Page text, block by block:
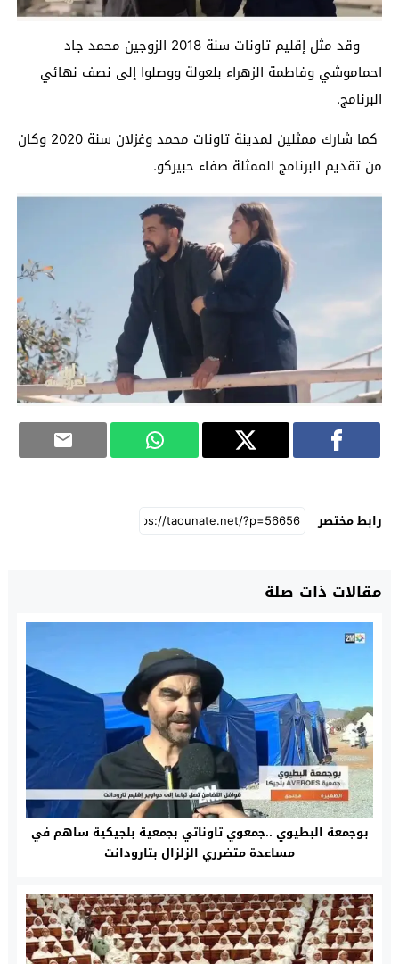
وقد مثل إقليم تاونات سنة 2018 الزوجين محمد جاد
احماموشي وفاطمة الزهراء بلعولة ووصلوا إلى نصف نهائي
البرنامج.
كما شارك ممثلين لمدينة تاونات محمد وغزلان سنة 2020 وكان
من تقديم البرنامج الممثلة صفاء حبيركو.
رابط مختصر
مقالات ذات صلة
بوجمعة البطيوي ..جمعوي تاوناتي بجمعية بلجيكية ساهم في
مساعدة متضرري الزلزال بتارودانت‎